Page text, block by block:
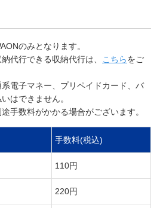
のみとなります。
代行できる収納代行は、 こちらをご
系電子マネー、プリペイドカード、バ
はできません。
手数料がかかる場合がございます。
手数料(税込)
110円
220円